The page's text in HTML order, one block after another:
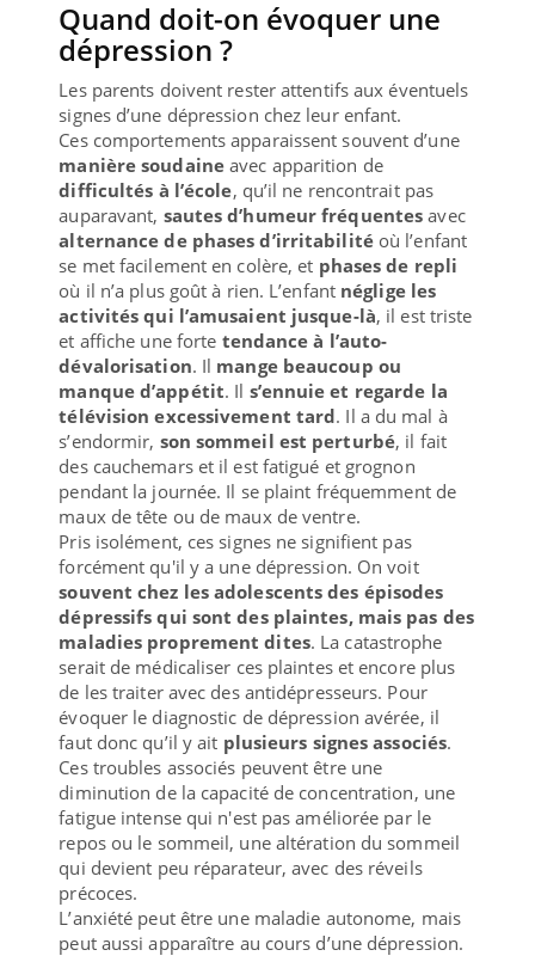
Quand doit-on évoquer une
dépression ?
Les parents doivent rester attentifs aux éventuels
signes d’une dépression chez leur enfant.
Ces comportements apparaissent souvent d’une
manière soudaine avec apparition de
difficultés à l’école, qu’il ne rencontrait pas
auparavant, sautes d’humeur fréquentes avec
alternance de phases d’irritabilitéoù l’enfant
se met facilement en colère, et phases de repli
où il n’a plus goût à rien. L’enfant néglige les
activités qui l’amusaient jusque-là, il est triste
et affiche une forte tendance à l’auto-
dévalorisation. Il mange beaucoup ou
manque d’appétit. Il s’ennuie et regarde la
télévision excessivement tard. Il a du mal à
s’endormir, son sommeil est perturbé, il fait
des cauchemars et il est fatigué et grognon
pendant la journée. Il se plaint fréquemment de
maux de tête ou de maux de ventre.
Pris isolément, ces signes ne signifient pas
forcément qu'il y a une dépression. On voit
souvent chez les adolescents des épisodes
dépressifs qui sont des plaintes, mais pas des
maladies proprement dites. La catastrophe
serait de médicaliser ces plaintes et encore plus
de les traiter avec des antidépresseurs. Pour
évoquer le diagnostic de dépression avérée, il
faut donc qu’il y ait plusieurs signes associés.
Ces troubles associés peuvent être une
diminution de la capacité de concentration, une
fatigue intense qui n'est pas améliorée par le
repos ou le sommeil, une altération du sommeil
qui devient peu réparateur, avec des réveils
précoces.
L’anxiété peut être une maladie autonome, mais
peut aussi apparaître au cours d’une dépression.